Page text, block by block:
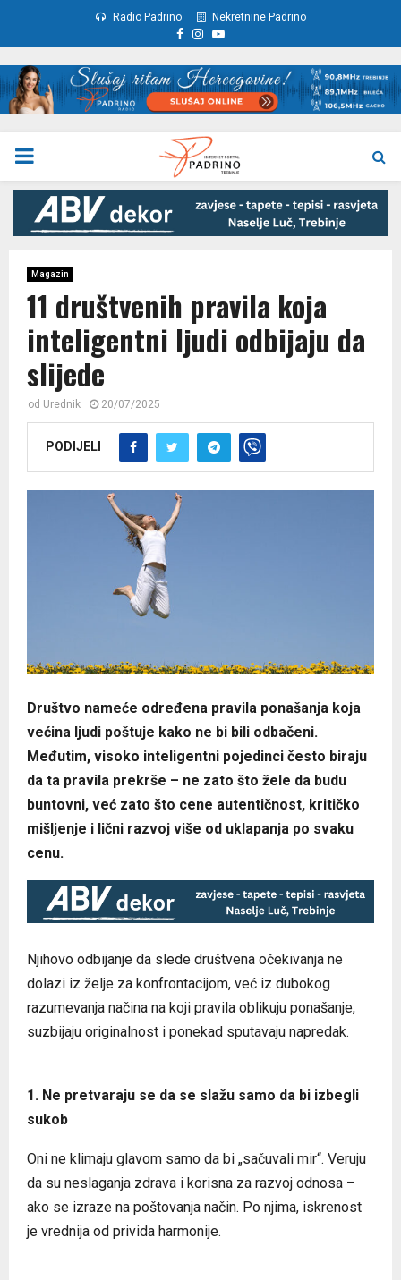
Radio Padrino Nekretnine Padrino
Facebook
Instagram
Youtube
PRIMARY
MENU
Magazin
11 društvenih pravila koja
inteligentni ljudi odbijaju da
slijede
od Urednik 20/07/2025
PODIJELI
Društvo nameće određena pravila ponašanja koja
većina ljudi poštuje kako ne bi bili odbačeni.
Međutim, visoko inteligentni pojedinci često biraju
da ta pravila prekrše – ne zato što žele da budu
buntovni, već zato što cene autentičnost, kritičko
mišljenje i lični razvoj više od uklapanja po svaku
cenu.
Njihovo odbijanje da slede društvena očekivanja ne
dolazi iz želje za konfrontacijom, već iz dubokog
razumevanja načina na koji pravila oblikuju ponašanje,
suzbijaju originalnost i ponekad sputavaju napredak.
1. Ne pretvaraju se da se slažu samo da bi izbegli
sukob
Oni ne klimaju glavom samo da bi „sačuvali mir“. Veruju
da su neslaganja zdrava i korisna za razvoj odnosa –
ako se izraze na poštovanja način. Po njima, iskrenost
je vrednija od privida harmonije.